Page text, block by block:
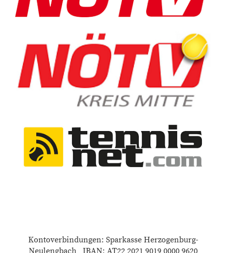
Kontoverbindungen: Sparkasse Herzogenburg-
Neulengbach IBAN: AT22 2021 9019 0000 9620